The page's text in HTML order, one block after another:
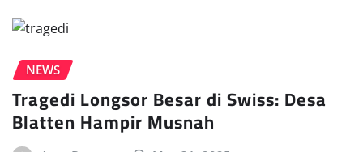
NEWS
Tragedi Longsor Besar di Swiss: Desa
Blatten Hampir Musnah